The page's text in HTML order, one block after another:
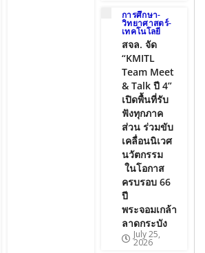
การศึกษา-
วิทยาศาสตร์-
เทคโนโลยี
สจล. จัด
“KMITL
Team Meet
& Talk ปี 4”
เปิดพื้นที่รับ
ฟังทุกภาค
ส่วน ร่วมขับ
เคลื่อนนิเวศ
นวัตกรรม
ในโอกาส
ครบรอบ 66
ปี
พระจอมเกล้า
ลาดกระบัง
July 25,
2026